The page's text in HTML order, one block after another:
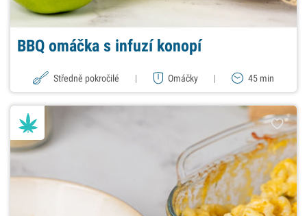
BBQ omáčka s infuzí konopí
Středně pokročilé | Omáčky | 45 min